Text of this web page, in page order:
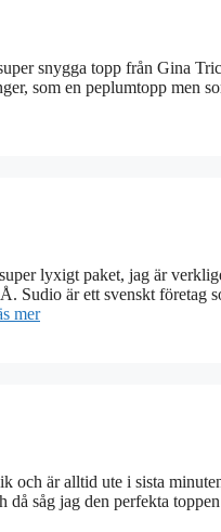
snygga topp från Gina
som en peplumtopp men
lyxigt paket, jag är
Sudio är ett svenskt företag
mer
och är alltid ute i sista
då såg jag den perfekta